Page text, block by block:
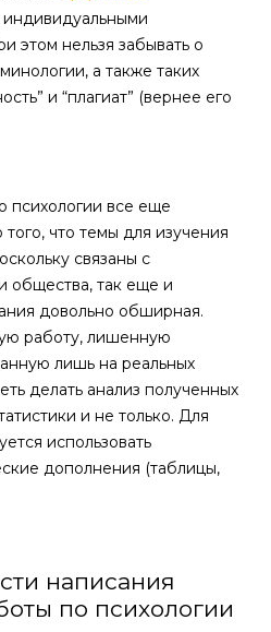
индивидуальными
этом нельзя забывать о
а также таких
и “плагиат” (вернее его
психологии все еще
что темы для изучения
связаны с
общества, так еще и
довольно обширная.
работу, лишенную
лишь на реальных
делать анализ полученных
и не только. Для
использовать
дополнения (таблицы,
написания
по психологии